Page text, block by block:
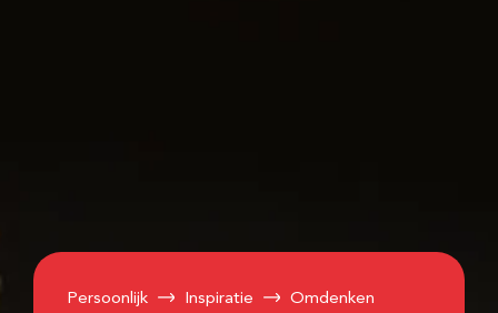
Persoonlijk Inspiratie
Omdenken